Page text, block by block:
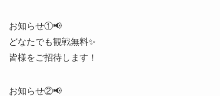
お知らせ①📢
どなたでも観戦無料✨
皆様をご招待します！
お知らせ②📢